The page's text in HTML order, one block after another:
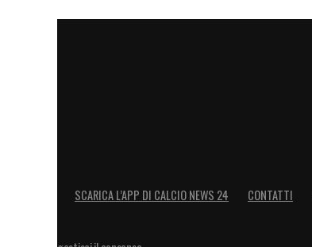
SCARICA L’APP DI CALCIO NEWS 24 CONTATTI